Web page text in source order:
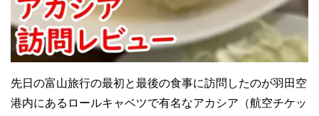
先日の富山旅行の最初と最後の食事に訪問したのが羽田空
港内にあるロールキャベツで有名なアカシア（航空チケッ